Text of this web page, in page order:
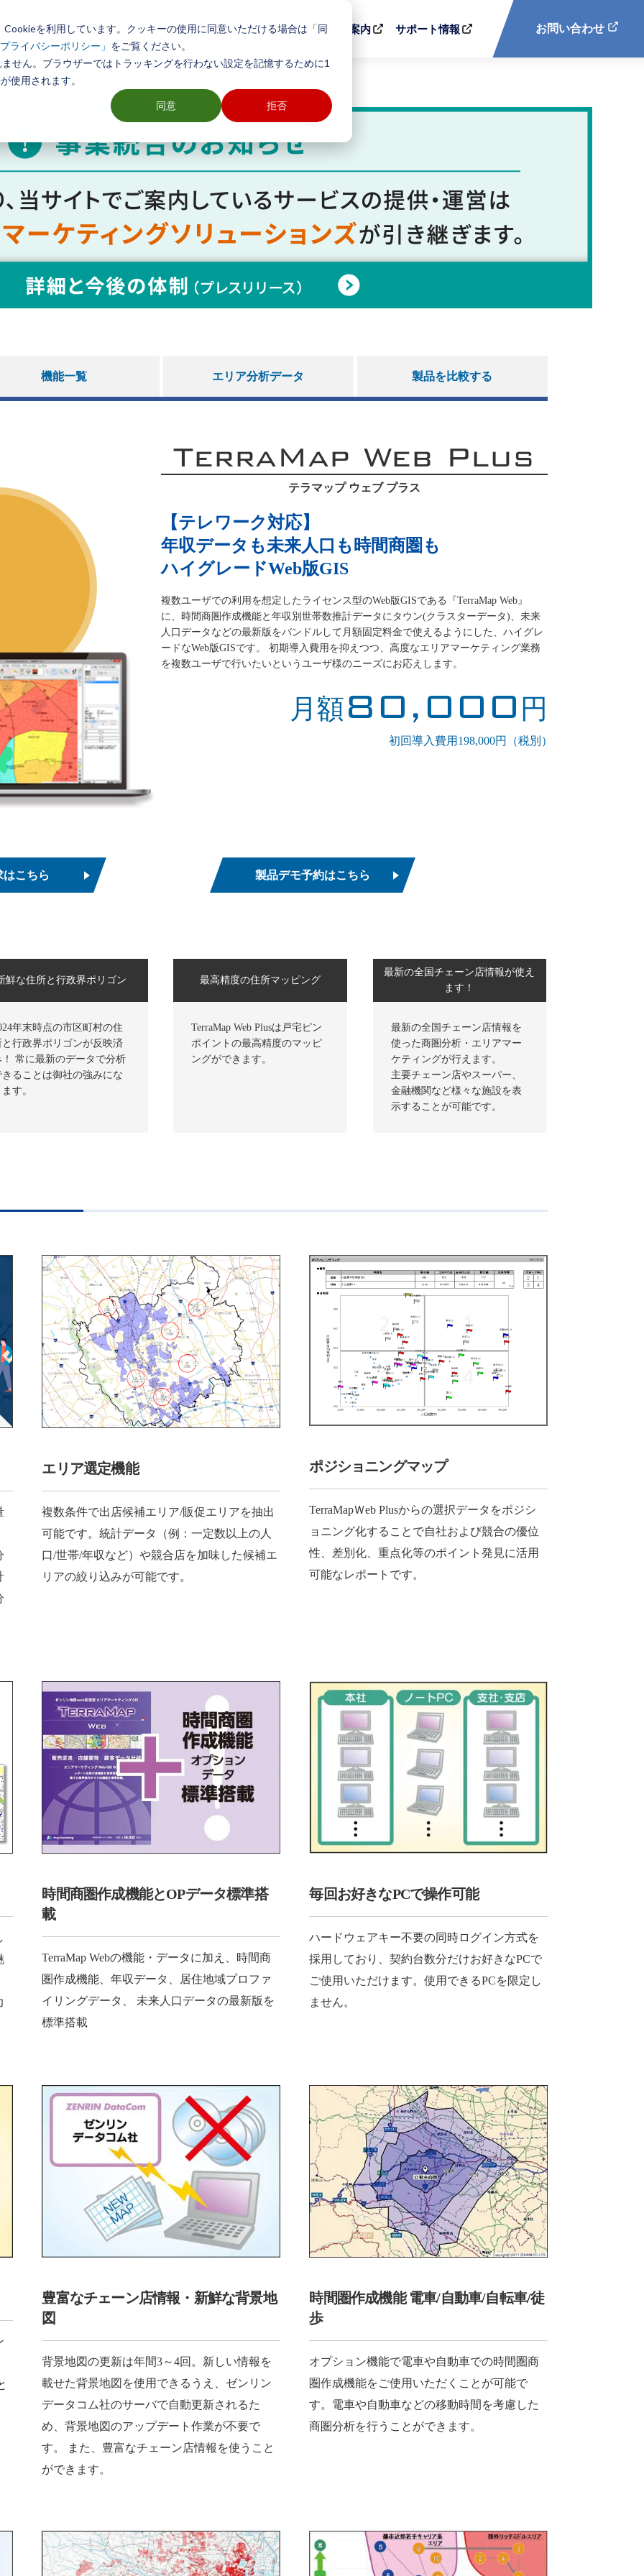
を利用しています。クッキーの使用に同意いただける場合は「同
ライバシーポリシー」 をご覧ください。
せん。ブラウザーではトラッキングを行わない設定を記憶するために1
使用されます。
同意 拒否
初めての方へ 製品とサービス 導入事例 活用方法 会社案内 サポート情報 お問い合わせ
ソフト TerraMapシリーズ
機能一覧 エリア分析データ 製品を比較する
TerraMap Web Plus
テラマップ ウェブ プラス
【テレワーク対応】
年収データも未来人口も時間商圏も
ハイグレードWeb版GIS
複数ユーザでの利用を想定したライセンス型のWeb版GISである『TerraMap Web』
に、時間商圏作成機能と年収別世帯数推計データにタウン(クラスターデータ)、未来
人口データなどの最新版をバンドルして月額固定料金で使えるようにした、ハイグレ
ードなWeb版GISです。 初期導入費用を抑えつつ、高度なエリアマーケティング業務
を複数ユーザで行いたいというユーザ様のニーズにお応えします。
月額80,000 円
初回導入費用198,000円（税別）
こちら 製品デモ予約はこちら
鮮な住所と行政界ポリゴン
年末時点の市区町村の住
と行政界ポリゴンが反映済
！ 常に最新のデータで分析
きることは御社の強みにな
す。
最高精度の住所マッピング
TerraMap Web Plusは戸宅ピン
ポイントの最高精度のマッピ
ングができます。
最新の全国チェーン店情報が使え
ます！
最新の全国チェーン店情報を
使った商圏分析・エリアマー
ケティングが行えます。
主要チェーン店やスーパー、
金融機関など様々な施設を表
示することが可能です。
エリア選定機能
複数条件で出店候補エリア/販促エリアを抽出
可能です。統計データ（例：一定数以上の人
口/世帯/年収など）や競合店を加味した候補エ
リアの絞り込みが可能です。
ポジショニングマップ
TerraMapＷeb Plusからの選択データをポジシ
ョニング化することで自社および競合の優位
性、差別化、重点化等のポイント発見に活用
可能なレポートです。
時間商圏作成機能とOPデータ標準搭
載
TerraMap Webの機能・データに加え、時間商
圏作成機能、年収データ、居住地域プロファ
イリングデータ、 未来人口データの最新版を
標準搭載
毎回お好きなPCで操作可能
ハードウェアキー不要の同時ログイン方式を
採用しており、契約台数分だけお好きなPCで
ご使用いただけます。使用できるPCを限定し
ません。
豊富なチェーン店情報・新鮮な背景地
図
背景地図の更新は年間3～4回。新しい情報を
載せた背景地図を使用できるうえ、ゼンリン
データコム社のサーバで自動更新されるた
め、背景地図のアップデート作業が不要で
す。 また、豊富なチェーン店情報を使うこと
ができます。
時間圏作成機能 電車/自動車/自転車/徒
歩
オプション機能で電車や自動車での時間圏商
圏作成機能をご使用いただくことが可能で
す。電車や自動車などの移動時間を考慮した
商圏分析を行うことができます。